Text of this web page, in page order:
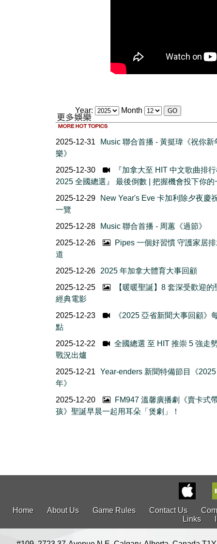
Year: Month
2025-12-31
Music 聯合首播 - 黃挺瑋《祝你新
樂》
2025-12-30
『加拿大至 HIT 中文歌曲排
2025 全國總選』 最後倒數 | 把握機會投下你的
2025-12-29
New Year's Eve 卡加利除夕夜慶
一覽
2025-12-28
Music 聯合首播 - 周蕙《過節》
2025-12-26
Pipes 一個好習慣 守護家居
道
2025-12-26
2025 年加拿大體育大事回顧
2025-12-25
【暖暖聖誕】8 套深受歡迎的
經典電影
2025-12-23
《2025 亞省新聞大事回顧》
點
2025-12-22
全國總選 至 HIT 推崇 5 強走
戰況出爐
2025-12-21
Year-enders 新聞特備節目《
年》
2025-12-20
FM947 溫馨廣播劇《賣卡式
孩》聖誕早晨一起用耳朵「煲劇」！
Home About Us Game Rules Contact Us
Links